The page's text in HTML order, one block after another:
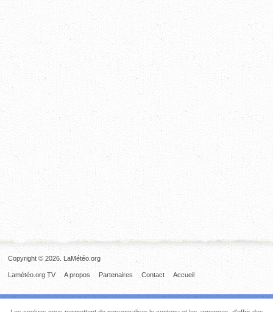
Copyright © 2026. LaMétéo.org
Accueil
Contact
Partenaires
A propos
Lamétéo.org TV